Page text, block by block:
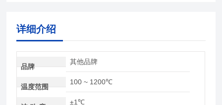
详细介绍
品牌
其他品牌
温度范围
100 ~ 1200℃
±1℃